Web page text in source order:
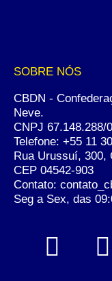
SOBRE NÓS
CBDN -
Neve.
CNPJ 67.148.288/
Telefone: +55 11
Rua Urussuí, 300,
CEP 04542-903
Contato:
Seg a Sex, das